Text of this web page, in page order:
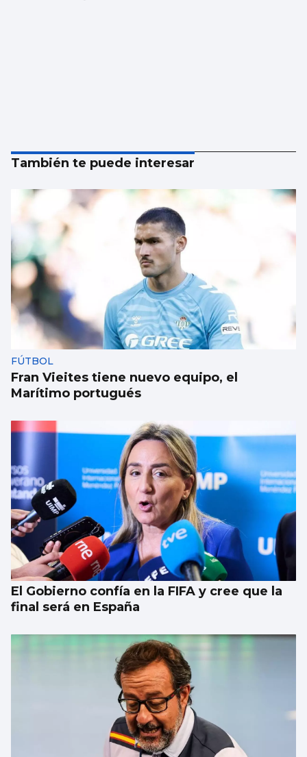
También te puede interesar
FÚTBOL
Fran Vieites tiene nuevo equipo, el
Marítimo portugués
El Gobierno confía en la FIFA y cree que la
final será en España